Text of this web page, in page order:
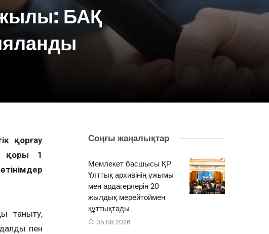
БАҚ
қорғау
қоры 1
таныту,
пен
Соңғы жаңалықтар
Мемлекет басшысы ҚР
Ұлттық архивінің ұжымы
мен ардагерлерін 20
жылдық мерейтоймен
құттықтады
05.08.2026